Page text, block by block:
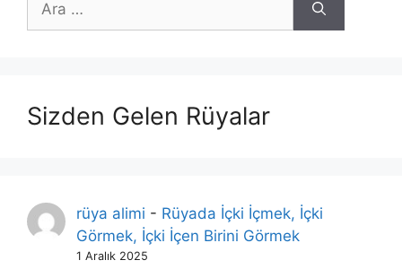
ara
Sizden Gelen Rüyalar
rüya alimi - Rüyada İçki İçmek, İçki
Görmek, İçki İçen Birini Görmek
1 Aralık 2025